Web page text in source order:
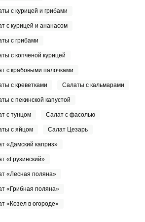
с курицей и грибами
с курицей и ананасом
с грибами
с копченой курицей
с крабовыми палочками
с креветками Салаты с кальмарами
с пекинской капустой
с тунцом Салат с фасолью
с яйцом Салат Цезарь
«Дамский каприз»
«Грузинский»
«Лесная поляна»
«Грибная поляна»
«Козел в огороде»